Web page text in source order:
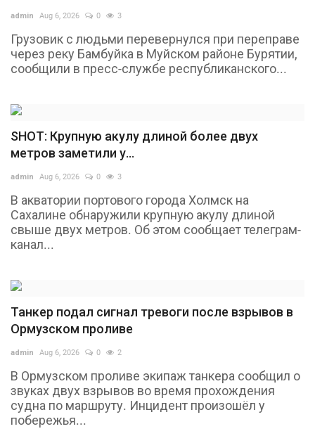
admin Aug 6, 2026 0 3
Грузовик с людьми перевернулся при переправе
через реку Бамбуйка в Муйском районе Бурятии,
сообщили в пресс-службе республиканского...
SHOT: Крупную акулу длиной более двух
метров заметили у...
admin Aug 6, 2026 0 3
В акватории портового города Холмск на
Сахалине обнаружили крупную акулу длиной
свыше двух метров. Об этом сообщает телеграм-
канал...
Танкер подал сигнал тревоги после взрывов в
Ормузском проливе
admin Aug 6, 2026 0 2
В Ормузском проливе экипаж танкера сообщил о
звуках двух взрывов во время прохождения
судна по маршруту. Инцидент произошёл у
побережья...